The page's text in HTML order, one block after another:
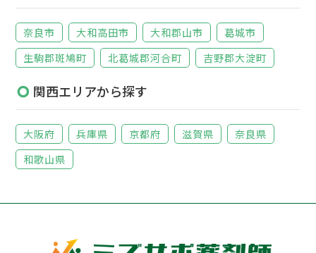
奈良市 大和高田市 大和郡山市
葛城市
生駒郡斑鳩町
北葛城郡河合町 吉野郡大淀町
関西エリアから探す
大阪府 兵庫県 京都府 滋賀県
奈良県
和歌山県